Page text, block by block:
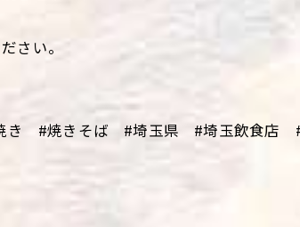
さい。
き #焼きそば #埼玉県 #埼玉飲食店